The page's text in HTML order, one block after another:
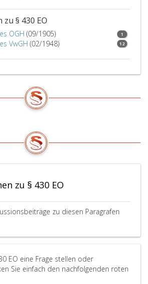
§ 430 EO
OGH (09/1905) 1
VwGH (02/1948) 12
zu § 430 EO
zu diesen Paragrafen
EO eine Frage stellen oder
Sie einfach den nachfolgenden roten